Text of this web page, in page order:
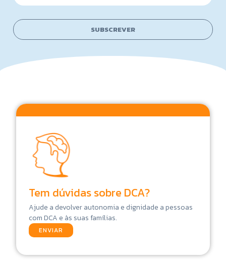
a
l
E
m
i
a
l
*
SUBSCREVER
Tem dúvidas sobre DCA?
Ajude a devolver autonomia e dignidade a pessoas
com DCA e às suas famílias.
ENVIAR